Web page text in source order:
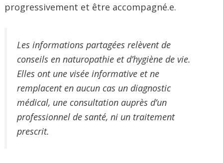
progressivement et être accompagné.e.
Les informations partagées relèvent de
conseils en naturopathie et d’hygiène de vie.
Elles ont une visée informative et ne
remplacent en aucun cas un diagnostic
médical, une consultation auprès d’un
professionnel de santé, ni un traitement
prescrit.